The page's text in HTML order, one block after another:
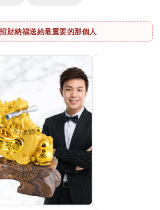
財納福送給最重要的那個人